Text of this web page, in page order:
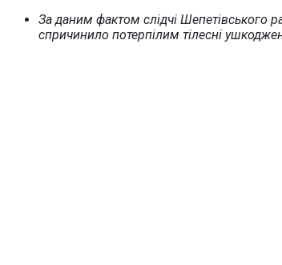
За даним фактом слідчі Шепетівського
спричинило потерпілим тілесні